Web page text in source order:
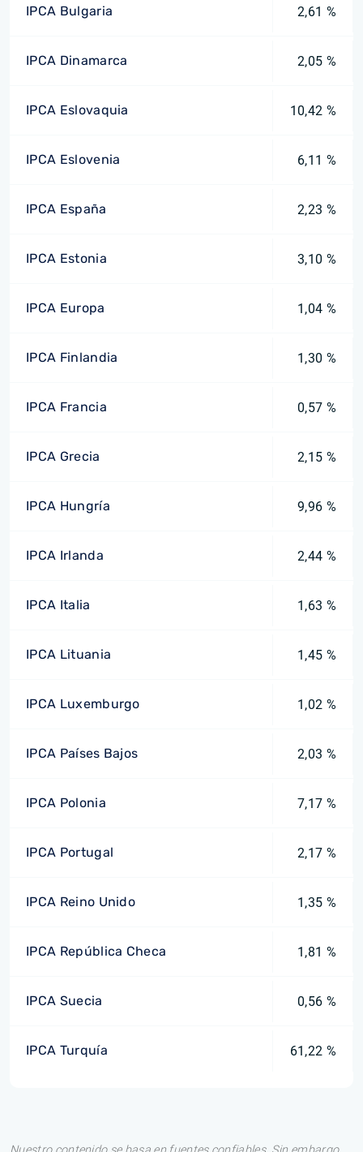
IPCA Bulgaria 2,61 %
IPCA Dinamarca 2,05 %
IPCA Eslovaquia 10,42 %
IPCA Eslovenia 6,11 %
IPCA España 2,23 %
IPCA Estonia 3,10 %
IPCA Europa 1,04 %
IPCA Finlandia 1,30 %
IPCA Francia 0,57 %
IPCA Grecia 2,15 %
IPCA Hungría 9,96 %
IPCA Irlanda 2,44 %
IPCA Italia 1,63 %
IPCA Lituania 1,45 %
IPCA Luxemburgo 1,02 %
IPCA Países Bajos 2,03 %
IPCA Polonia 7,17 %
IPCA Portugal 2,17 %
IPCA Reino Unido 1,35 %
IPCA República Checa 1,81 %
IPCA Suecia 0,56 %
IPCA Turquía 61,22 %